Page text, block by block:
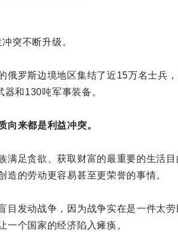
突不断升级。
俄罗斯边境地区集结了近15万名士兵
和130吨军事装备。
向来都是利益冲突。
满足贪欲、获取财富的最重要的生活
造的劳动更容易甚至更荣誉的事情。
目发动战争，因为战争实在是一件太
一个国家的经济陷入瘫痪。